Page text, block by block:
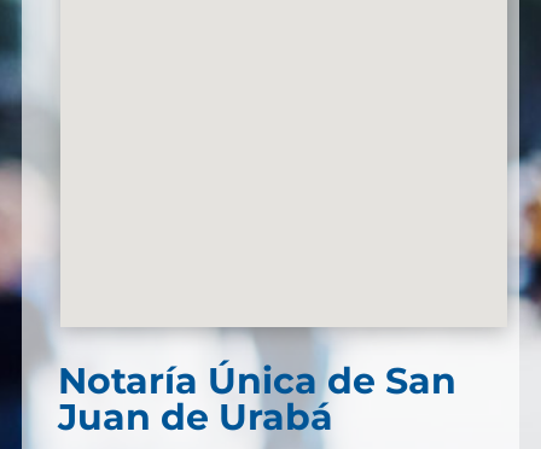
Notaría Única de San
Juan de Urabá